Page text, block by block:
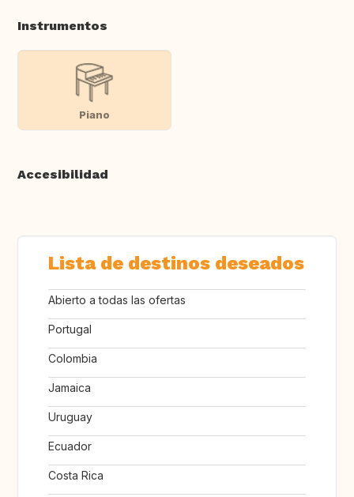
Instrumentos
Piano
Accesibilidad
Lista de destinos deseados
Abierto a todas las ofertas
Portugal
Colombia
Jamaica
Uruguay
Ecuador
Costa Rica